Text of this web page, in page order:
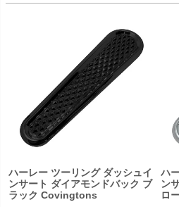
ハーレー ツーリング ダッシュイ
ンサート ダイアモンドバック ブ
ラック Covingtons
ハ
ン
ロ